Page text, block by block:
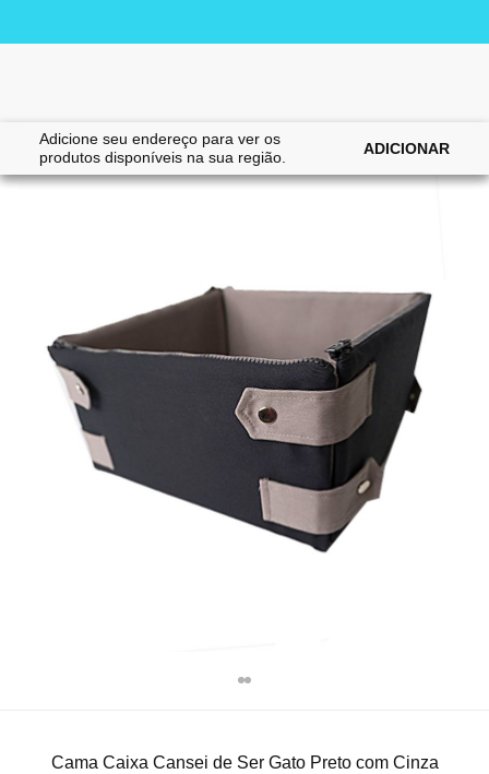
Adicione seu endereço para ver os
produtos disponíveis na sua região.
ADICIONAR
Home|Gatos|Acessórios
Cama Caixa Cansei de Ser Gato Preto com Cinza